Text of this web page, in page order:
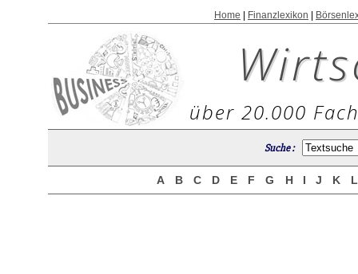
Home Finanzlexikon
über 20.000
Suche :
A B C D E F G H I J K